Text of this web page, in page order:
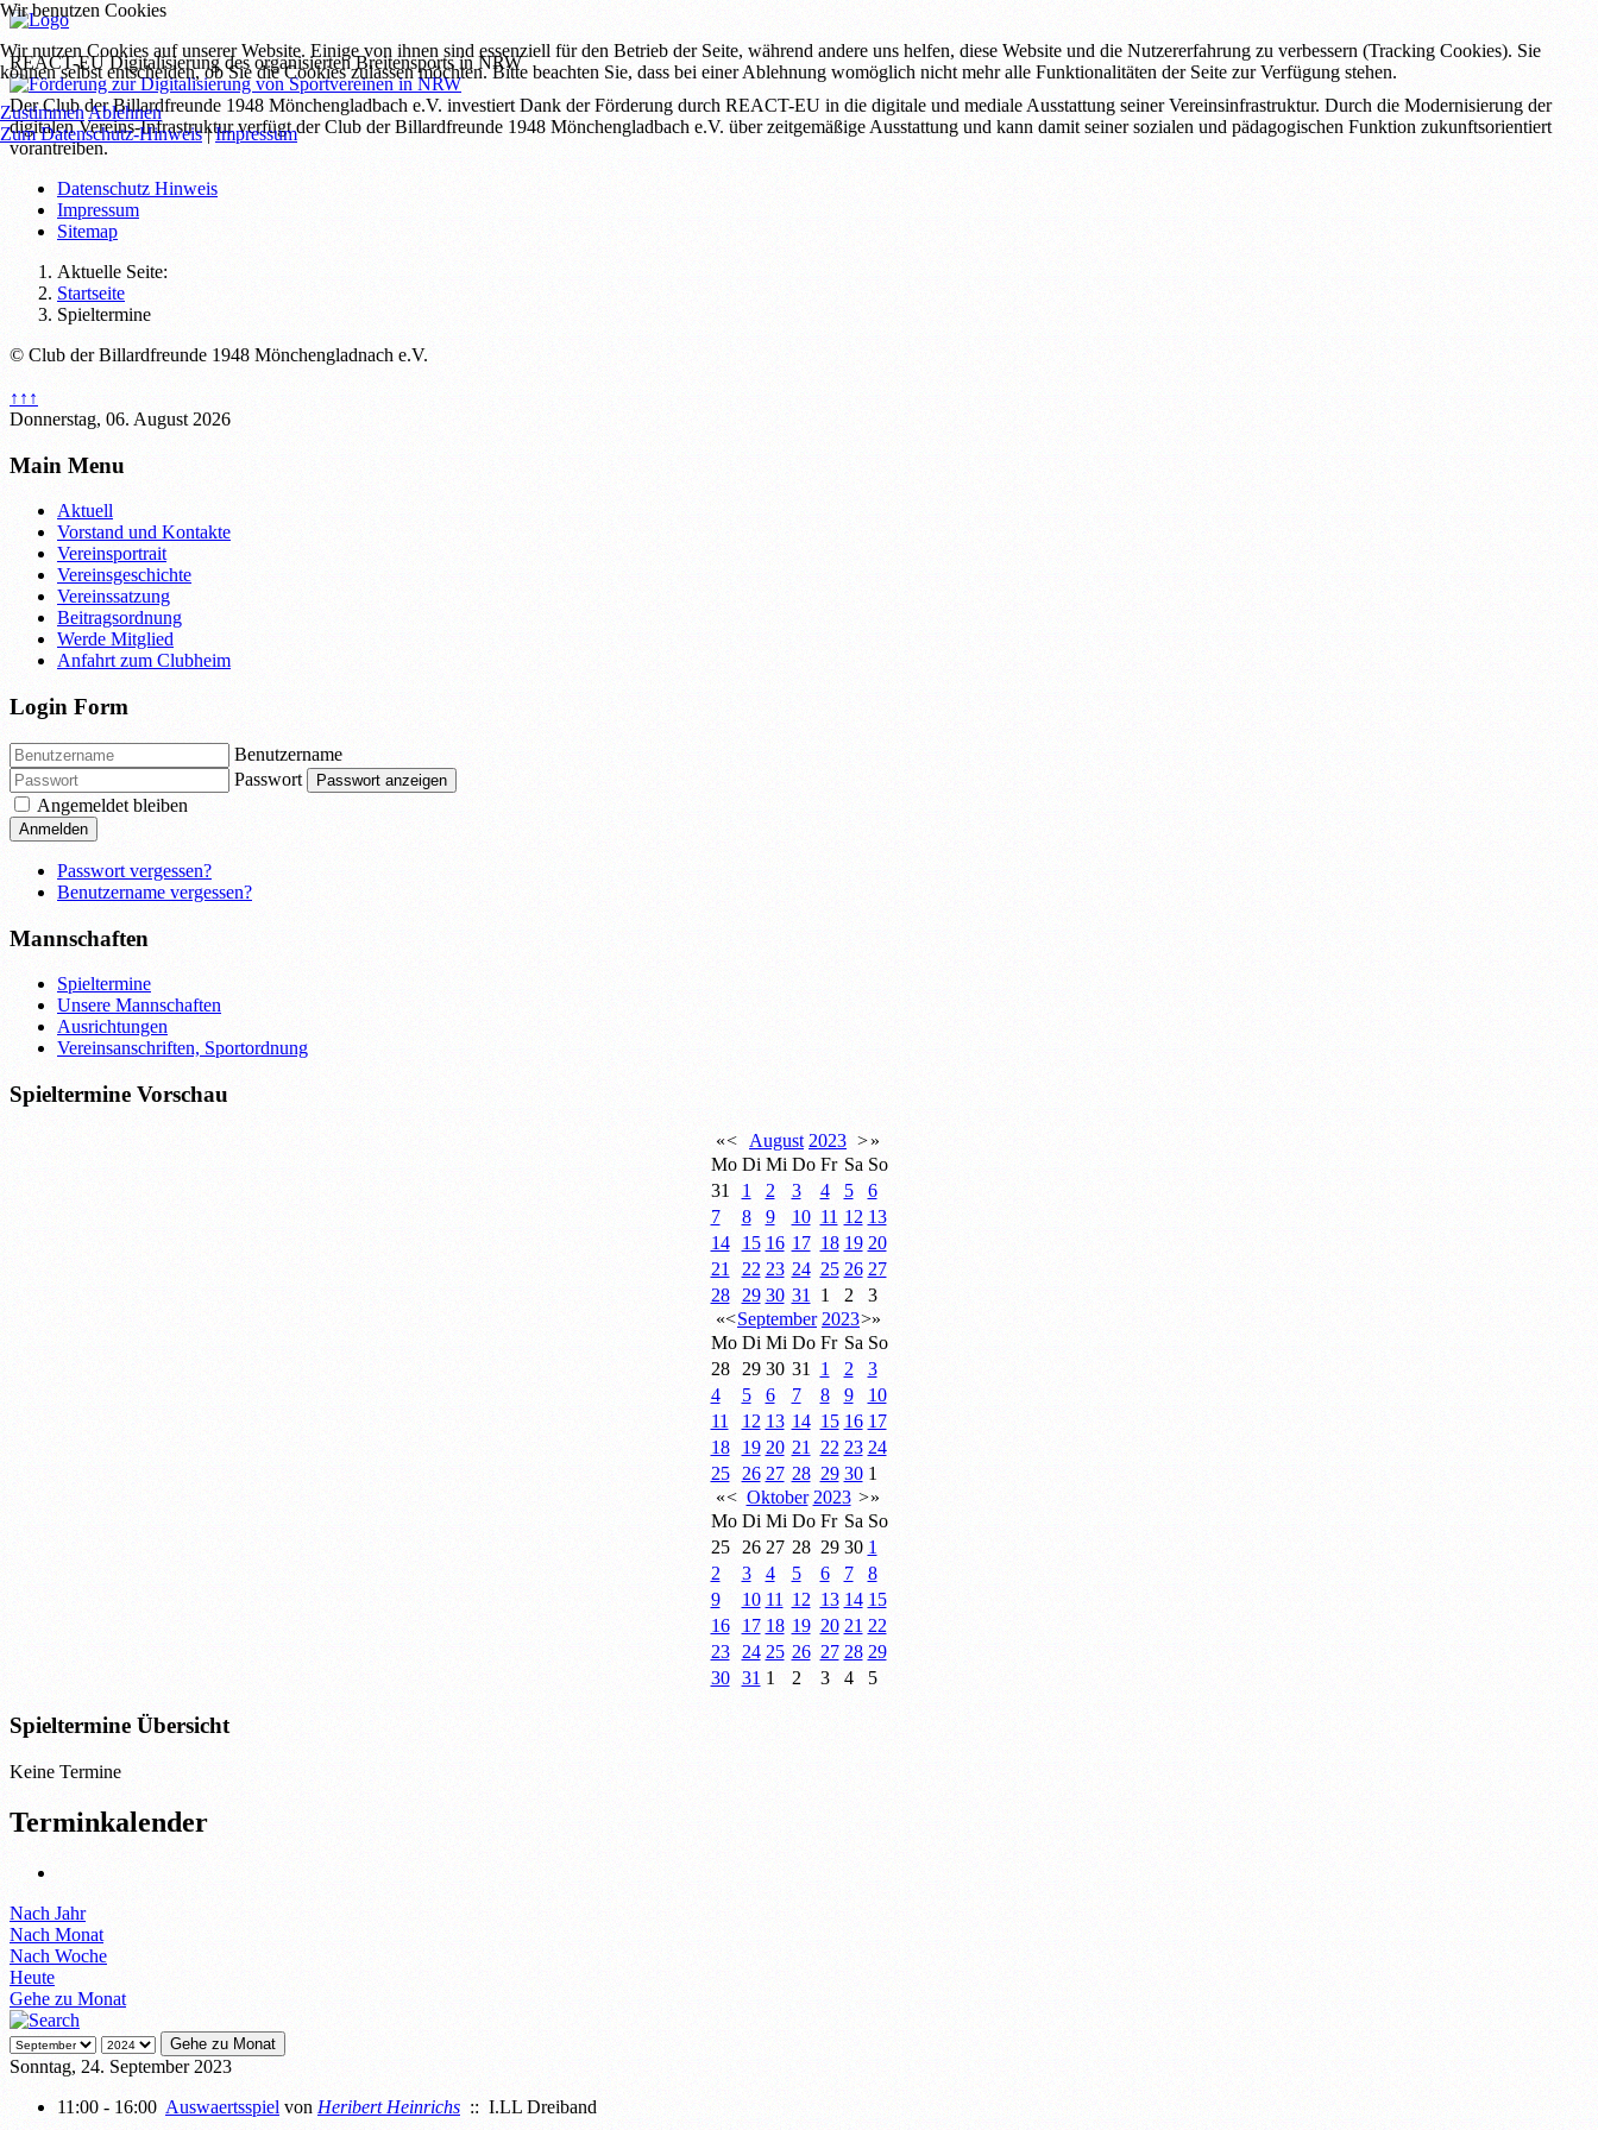
REACT-EU Digitalisierung des organisierten Breitensports in NRW
Der Club der Billardfreunde 1948 Mönchengladbach e.V. investiert Dank der Förderung durch REACT-EU in die digitale und mediale Ausstattung seiner Vereinsinfrastruktur. Durch die Modernisierung der
digitalen Vereins-Infrastruktur verfügt der Club der Billardfreunde 1948 Mönchengladbach e.V. über zeitgemäßige Ausstattung und kann damit seiner sozialen und pädagogischen Funktion zukunftsorientiert
vorantreiben.
Datenschutz Hinweis
Impressum
Sitemap
Aktuelle Seite:
Startseite
Spieltermine
© Club der Billardfreunde 1948 Mönchengladnach e.V.
↑↑↑
Donnerstag, 06. August 2026
Main Menu
Aktuell
Vorstand und Kontakte
Vereinsportrait
Vereinsgeschichte
Vereinssatzung
Beitragsordnung
Werde Mitglied
Anfahrt zum Clubheim
Login Form
Benutzername
Passwort
Passwort anzeigen
Angemeldet bleiben
Anmelden
Passwort vergessen?
Benutzername vergessen?
Mannschaften
Spieltermine
Unsere Mannschaften
Ausrichtungen
Vereinsanschriften, Sportordnung
Spieltermine Vorschau
«< August 2023 >»
Mo Di Mi Do Fr Sa So
31
1 2 3 4 5
6
7
8 9 10 11 12 13
14
15 16 17 18 19 20
21
22 23 24 25 26 27
28
29 30 31 1 2
3
«<September 2023>»
Mo Di Mi Do Fr Sa So
28
29 30 31 1 2
3
4
5 6 7 8 9
10
11
12 13 14 15 16 17
18
19 20 21 22 23 24
25
26 27 28 29 30 1
«< Oktober 2023 >»
Mo Di Mi Do Fr Sa So
25
26 27 28 29 30 1
2
3 4 5 6 7
8
9
10 11 12 13 14 15
16
17 18 19 20 21 22
23
24 25 26 27 28 29
30
31 1 2 3 4 5
Spieltermine Übersicht
Keine Termine
Terminkalender
Nach Jahr
Nach Monat
Nach Woche
Heute
Gehe zu Monat
Gehe zu Monat
Sonntag, 24. September 2023
11:00 - 16:00 Auswaertsspiel von Heribert Heinrichs :: I.LL Dreiband
Wir benutzen Cookies
Wir nutzen Cookies auf unserer Website. Einige von ihnen sind essenziell für den Betrieb der Seite, während andere uns helfen, diese Website und die Nutzererfahrung zu verbessern (Tracking Cookies). Sie
können selbst entscheiden, ob Sie die Cookies zulassen möchten. Bitte beachten Sie, dass bei einer Ablehnung womöglich nicht mehr alle Funktionalitäten der Seite zur Verfügung stehen.
Zustimmen Ablehnen
Zum Datenschutz-Hinweis|Impressum